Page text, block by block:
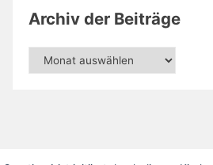
Archiv der Beiträge
Archiv